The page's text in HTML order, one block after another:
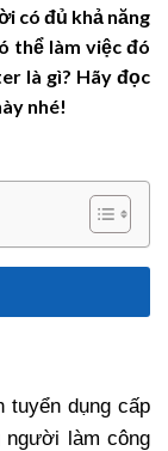
có đủ khả năng
thể làm việc đó
là gì? Hãy đọc
nhé!
tuyển dụng cấp
người làm công